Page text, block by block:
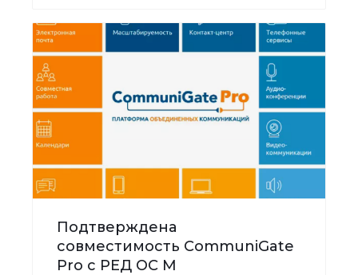
Подтверждена
совместимость CommuniGate
Pro с РЕД ОС М